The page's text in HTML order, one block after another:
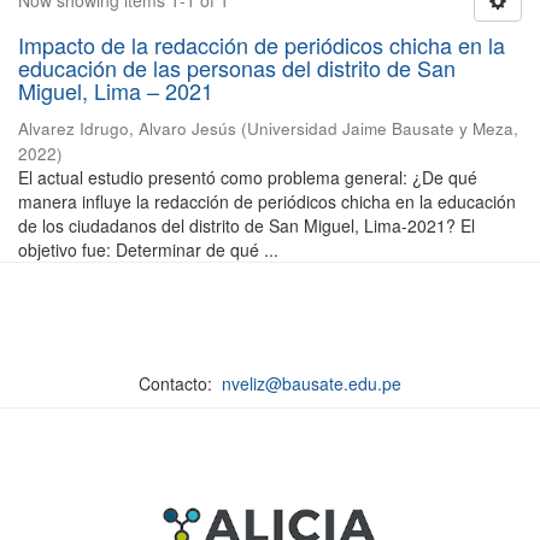
Impacto de la redacción de periódicos chicha en la
educación de las personas del distrito de San
Miguel, Lima – 2021
Alvarez Idrugo, Alvaro Jesús (Universidad Jaime Bausate y Meza,
2022)
El actual estudio presentó como problema general: ¿De qué
manera influye la redacción de periódicos chicha en la educación
de los ciudadanos del distrito de San Miguel, Lima-2021? El
objetivo fue: Determinar de qué ...
Contacto: nveliz@bausate.edu.pe